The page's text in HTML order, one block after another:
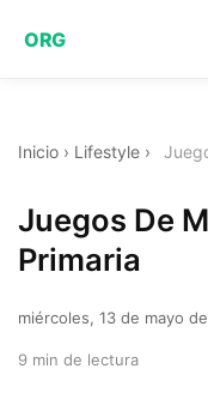
ORG
Inicio › Lifestyle ›
Juegos De
Primaria
miércoles, 13 de mayo
9 min de lectura